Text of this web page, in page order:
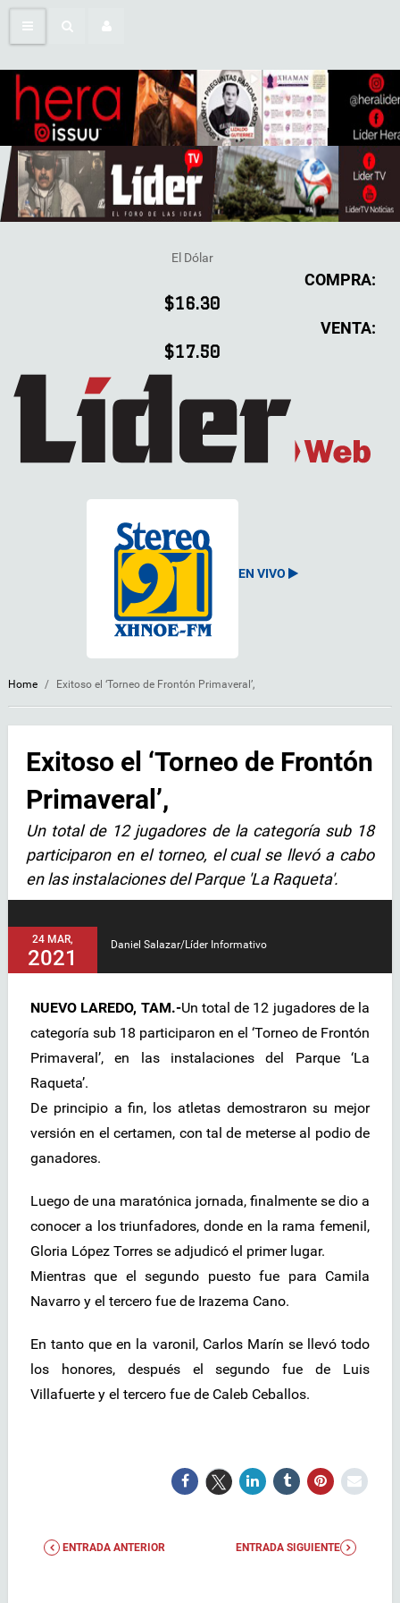
El Dólar
COMPRA:
$16.30
VENTA:
$17.50
EN VIVO
Home / Exitoso el ‘Torneo de Frontón Primaveral’,
Exitoso el ‘Torneo de Frontón
Primaveral’,
Un total de 12 jugadores de la categoría sub 18
participaron en el torneo, el cual se llevó a cabo
en las instalaciones del Parque 'La Raqueta'.
24 MAR,
2021
Daniel Salazar/Líder Informativo
NUEVO LAREDO, TAM.-Un total de 12 jugadores de la
categoría sub 18 participaron en el ‘Torneo de Frontón
Primaveral’, en las instalaciones del Parque ‘La
Raqueta’.
De principio a fin, los atletas demostraron su mejor
versión en el certamen, con tal de meterse al podio de
ganadores.
Luego de una maratónica jornada, finalmente se dio a
conocer a los triunfadores, donde en la rama femenil,
Gloria López Torres se adjudicó el primer lugar.
Mientras que el segundo puesto fue para Camila
Navarro y el tercero fue de Irazema Cano.
En tanto que en la varonil, Carlos Marín se llevó todo
los honores, después el segundo fue de Luis
Villafuerte y el tercero fue de Caleb Ceballos.
ENTRADA ANTERIOR ENTRADA SIGUIENTE